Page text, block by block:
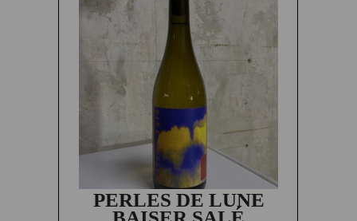
PERLES DE LUNE